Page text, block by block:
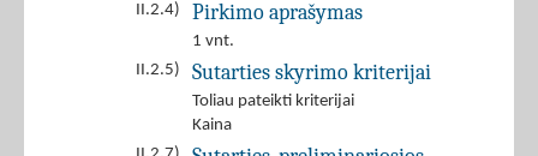
II.2.4) Pirkimo aprašymas
1 vnt.
II.2.5)
Sutarties skyrimo kriterijai
Toliau pateikti kriterijai
Kaina